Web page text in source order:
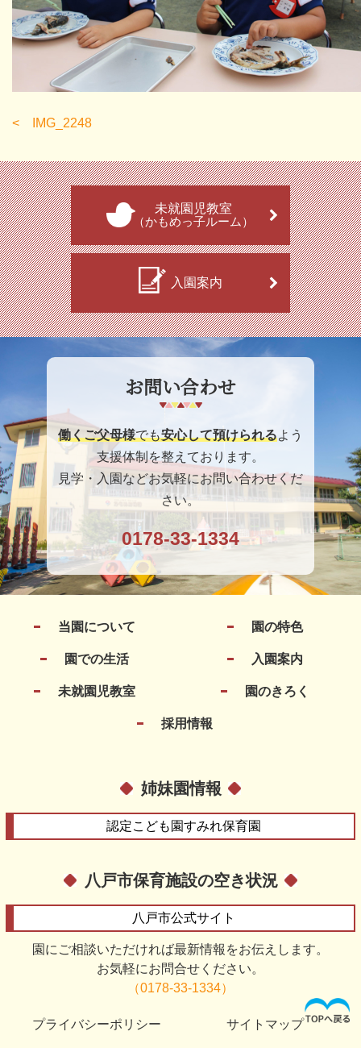
IMG_2248
未就園児教室
（かもめっ子ルーム）
入園案内
お問い合わせ
働くご父母様でも安心して預けられるよう
支援体制を整えております。
見学・入園などお気軽にお問い合わせくだ
さい。
0178-33-1334
当園について 園の特色
園での生活 入園案内
未就園児教室 園のきろく
採用情報
姉妹園情報
認定こども園すみれ保育園
八戸市保育施設の空き状況
八戸市公式サイト
園にご相談いただければ最新情報をお伝えします。
お気軽にお問合せください。
（0178-33-1334）
プライバシーポリシー サイトマップ